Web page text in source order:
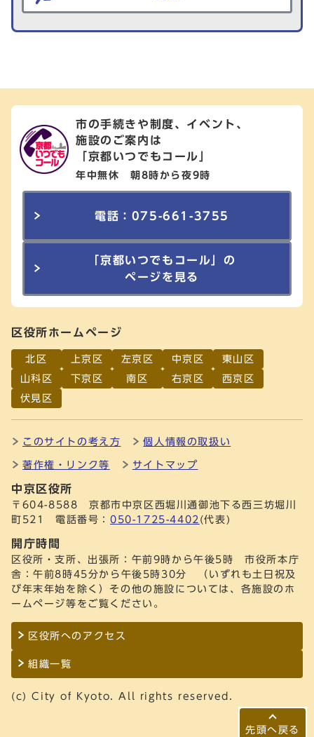
先頭へ戻る
市の手続きや制度、イベント、
施設のご案内は
「京都いつでもコール」
年中無休 朝8時から夜9時
電話：075-661-3755
「京都いつでもコール」の
ページを見る
区役所ホームページ
北区 上京区 左京区 中京区
東山区
山科区
下京区 南区 右京区
西京区
伏見区
このサイトの考え方 個人情報の取扱い
著作権・リンク等 サイトマップ
中京区役所
〒604-8588 京都市中京区西堀川通御池下る西三坊堀川
町521 電話番号： 050-1725-4402 (代表)
開庁時間
区役所・支所、出張所：午前9時から午後5時 市役所本庁
舎：午前8時45分から午後5時30分 （いずれも土日祝及
び年末年始を除く）その他の施設については、各施設のホ
ームページ等をご覧ください。
区役所へのアクセス
組織一覧
(c) City of Kyoto. All rights reserved.